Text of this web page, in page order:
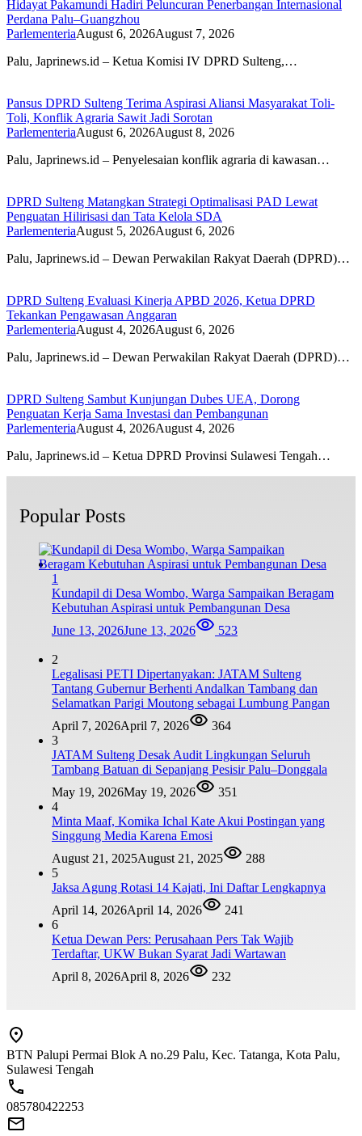
Hidayat Pakamundi Hadiri Peluncuran Penerbangan Internasional
Perdana Palu–Guangzhou
ParlementeriaAugust 6, 2026August 7, 2026
Palu, Japrinews.id – Ketua Komisi IV DPRD Sulteng,…
Pansus DPRD Sulteng Terima Aspirasi Aliansi Masyarakat Toli-
Toli, Konflik Agraria Sawit Jadi Sorotan
ParlementeriaAugust 6, 2026August 8, 2026
Palu, Japrinews.id – Penyelesaian konflik agraria di kawasan…
DPRD Sulteng Matangkan Strategi Optimalisasi PAD Lewat
Penguatan Hilirisasi dan Tata Kelola SDA
ParlementeriaAugust 5, 2026August 6, 2026
Palu, Japrinews.id – Dewan Perwakilan Rakyat Daerah (DPRD)…
DPRD Sulteng Evaluasi Kinerja APBD 2026, Ketua DPRD
Tekankan Pengawasan Anggaran
ParlementeriaAugust 4, 2026August 6, 2026
Palu, Japrinews.id – Dewan Perwakilan Rakyat Daerah (DPRD)…
DPRD Sulteng Sambut Kunjungan Dubes UEA, Dorong
Penguatan Kerja Sama Investasi dan Pembangunan
ParlementeriaAugust 4, 2026August 4, 2026
Palu, Japrinews.id – Ketua DPRD Provinsi Sulawesi Tengah…
Popular Posts
1
Kundapil di Desa Wombo, Warga Sampaikan Beragam
Kebutuhan Aspirasi untuk Pembangunan Desa
June 13, 2026June 13, 2026 523
2
Legalisasi PETI Dipertanyakan: JATAM Sulteng
Tantang Gubernur Berhenti Andalkan Tambang dan
Selamatkan Parigi Moutong sebagai Lumbung Pangan
April 7, 2026April 7, 2026
364
3
JATAM Sulteng Desak Audit Lingkungan Seluruh
Tambang Batuan di Sepanjang Pesisir Palu–Donggala
May 19, 2026May 19, 2026
351
4
Minta Maaf, Komika Ichal Kate Akui Postingan yang
Singgung Media Karena Emosi
August 21, 2025August 21, 2025
288
5
Jaksa Agung Rotasi 14 Kajati, Ini Daftar Lengkapnya
April 14, 2026April 14, 2026
241
6
Ketua Dewan Pers: Perusahaan Pers Tak Wajib
Terdaftar, UKW Bukan Syarat Jadi Wartawan
April 8, 2026April 8, 2026 232
BTN Palupi Permai Blok A no.29 Palu, Kec. Tatanga, Kota Palu,
Sulawesi Tengah
085780422253